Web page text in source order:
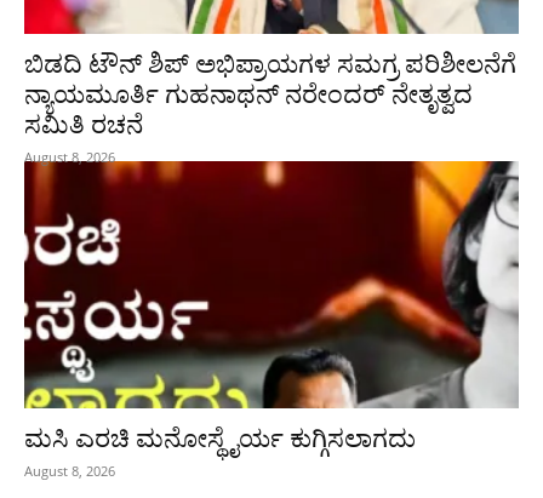
ಬಿಡದಿ ಟೌನ್ ಶಿಪ್ ಅಭಿಪ್ರಾಯಗಳ ಸಮಗ್ರ ಪರಿಶೀಲನೆಗೆ
ನ್ಯಾಯಮೂರ್ತಿ ಗುಹನಾಥನ್ ನರೇಂದರ್ ನೇತೃತ್ವದ
ಸಮಿತಿ ರಚನೆ
August 8, 2026
ಮಸಿ ಎರಚಿ ಮನೋಸ್ಥೈರ್ಯ ಕುಗ್ಗಿಸಲಾಗದು
August 8, 2026